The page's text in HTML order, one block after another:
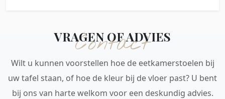
Contact
VRAGEN OF ADVIES
Wilt u kunnen voorstellen hoe de eetkamerstoelen bij
uw tafel staan, of hoe de kleur bij de vloer past? U bent
bij ons van harte welkom voor een deskundig advies.